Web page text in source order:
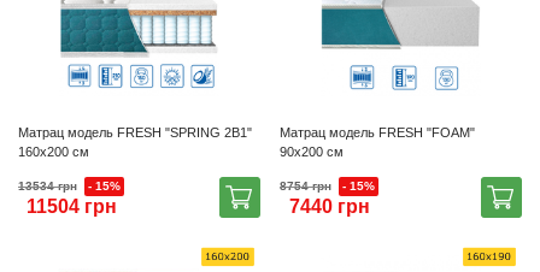
Матрац модель FRESH "SPRING 2В1"
160х200 см
13534 грн - 15%
11504 грн
Матрац модель FRESH "FOAM"
90х200 см
8754 грн - 15%
7440 грн